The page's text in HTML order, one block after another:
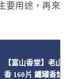
要用途，再來
【富山香堂】老山
香 160片 鐵罐香爐組